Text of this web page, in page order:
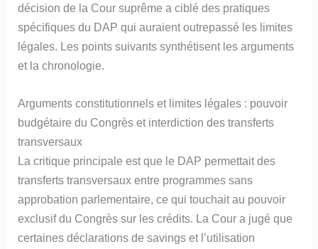
décision de la Cour suprême a ciblé des pratiques
spécifiques du DAP qui auraient outrepassé les limites
légales. Les points suivants synthétisent les arguments
et la chronologie.
Arguments constitutionnels et limites légales : pouvoir
budgétaire du Congrès et interdiction des transferts
transversaux
La critique principale est que le DAP permettait des
transferts transversaux entre programmes sans
approbation parlementaire, ce qui touchait au pouvoir
exclusif du Congrès sur les crédits. La Cour a jugé que
certaines déclarations de savings et l’utilisation